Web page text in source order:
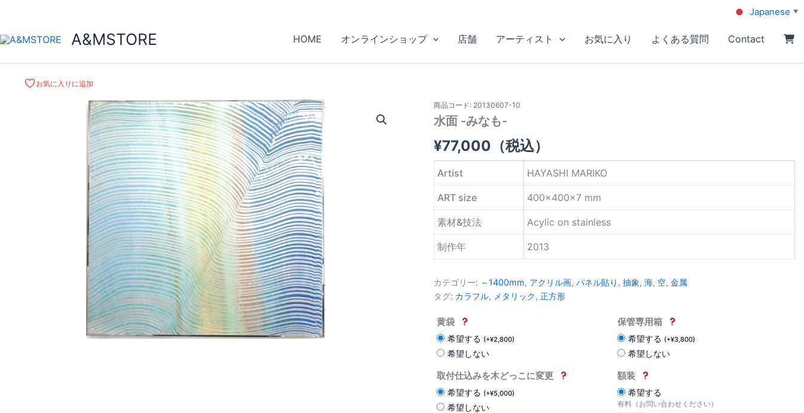
A&MSTORE HOME オンラインショップ 店舗 アーティスト お気に入り よくある質問 Contact
お気に入りに追加
商品コード: 20130607-10
水面 -みなも-
¥77,000 （税込）
Artist HAYASHI MARIKO
ART size 400×400×7 mm
素材&技法 Acylic on stainless
制作年 2013
カテゴリー: ～1400mm, アクリル画, パネル貼り , 抽象, 海, 空, 金属
タグ: カラフル, メタリック, 正方形
黄袋
希望する (+¥2,800)
希望しない
保管専用箱
希望する (+¥3,800)
希望しない
取付仕込みを木どっこに変更
希望する (+¥5,000)
希望しない
額装
希望する
有料（お問い合わせください）
Japanese ▼